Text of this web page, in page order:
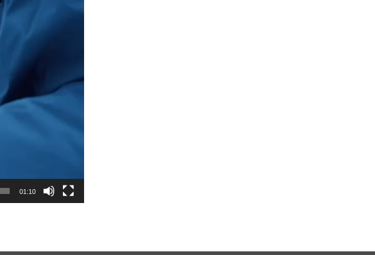
01:10